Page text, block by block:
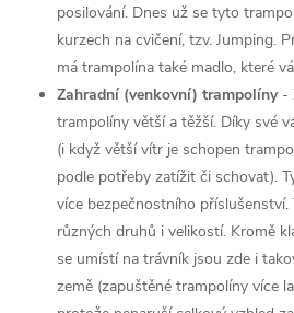
posilování. Dnes už se tyto
kurzech na cvičení, tzv. Jumping.
má trampolína také madlo, které
Zahradní (venkovní) trampolíny-
trampolíny větší a těžší. Díky své
(i když větší vítr je schopen
podle potřeby zatížit či schovat).
více bezpečnostního
různých druhů i velikostí. Kromě
se umístí na trávník jsou zde i
země (zapuštěné trampolíny více